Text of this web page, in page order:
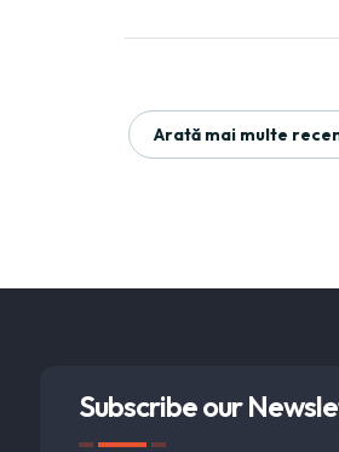
Arată mai multe
Subscribe our